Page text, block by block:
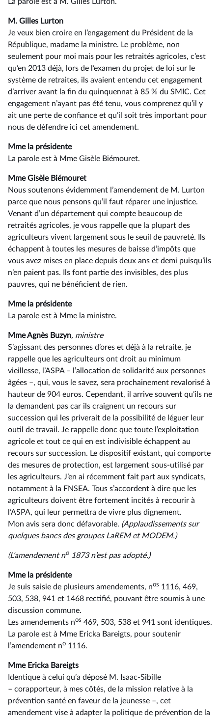
M. Gilles Lurton
Je veux bien croire en l’engagement du Président de la
République, madame la ministre. Le problème, non
seulement pour moi mais pour les retraités agricoles, c’est
qu’en 2013 déjà, lors de l’examen du projet de loi sur le
système de retraites, ils avaient entendu cet engagement
d’arriver avant la fin du quinquennat à 85 % du SMIC. Cet
engagement n’ayant pas été tenu, vous comprenez qu’il y
ait une perte de confiance et qu’il soit très important pour
nous de défendre ici cet amendement.
Mme la présidente
La parole est à Mme Gisèle Biémouret.
Mme Gisèle Biémouret
Nous soutenons évidemment l’amendement de M. Lurton
parce que nous pensons qu’il faut réparer une injustice.
Venant d’un département qui compte beaucoup de
retraités agricoles, je vous rappelle que la plupart des
agriculteurs vivent largement sous le seuil de pauvreté. Ils
échappent à toutes les mesures de baisse d’impôts que
vous avez mises en place depuis deux ans et demi puisqu’ils
n’en paient pas. Ils font partie des invisibles, des plus
pauvres, qui ne bénéficient de rien.
Mme la présidente
La parole est à Mme la ministre.
Mme Agnès Buzyn, ministre
S’agissant des personnes d’ores et déjà à la retraite, je
rappelle que les agriculteurs ont droit au minimum
vieillesse, l’ASPA –⁠ l’allocation de solidarité aux personnes
âgées –, qui, vous le savez, sera prochainement revalorisé à
hauteur de 904 euros. Cependant, il arrive souvent qu’ils ne
la demandent pas car ils craignent un recours sur
succession qui les priverait de la possibilité de léguer leur
outil de travail. Je rappelle donc que toute l’exploitation
agricole et tout ce qui en est indivisible échappent au
recours sur succession. Le dispositif existant, qui comporte
des mesures de protection, est largement sous-utilisé par
les agriculteurs. J’en ai récemment fait part aux syndicats,
notamment à la FNSEA. Tous s’accordent à dire que les
agriculteurs doivent être fortement incités à recourir à
l’ASPA, qui leur permettra de vivre plus dignement.
Mon avis sera donc défavorable. (Applaudissements sur
quelques bancs des groupes LaREM et MODEM.)
(L’amendement no 1873 n’est pas adopté.)
Mme la présidente
Je suis saisie de plusieurs amendements, nos 1116, 469,
503, 538, 941 et 1468 rectifié, pouvant être soumis à une
discussion commune.
Les amendements nos 469, 503, 538 et 941 sont identiques.
La parole est à Mme Ericka Bareigts, pour soutenir
l’amendement no 1116.
Mme Ericka Bareigts
Identique à celui qu’a déposé M. Isaac-Sibille
–⁠ corapporteur, à mes côtés, de la mission relative à la
prévention santé en faveur de la jeunesse –, cet
amendement vise à adapter la politique de prévention de la